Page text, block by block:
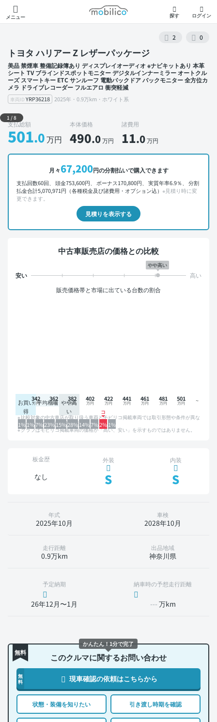
メニュー
モビリコ
探す ログイン
2 0
トヨタ ハリアー Z レザーパッケージ
美品 禁煙車 整備記録簿あり ディスプレイオーディオ ※ナビキットあり 本革
シート TV ブラインドスポットモニター デジタルインナーミラー オートクル
ーズ スマートキー ETC サンルーフ 電動バックドア バックモニター 全方位カ
メラ ドライブレコーダー フルエアロ 衝突軽減
車両ID YRP36218 2025年・0.9万km・ホワイト系
外装 左前
1 /8
支払総額
501.0万円
本体価格
490.0万円
諸費用
11.0万円
月々67,200円の分割払いで購入できます
支払回数60回、 頭金753,600円、 ボーナス170,800円、 実質年率6.9％、 分割
払金合計5,070,971円（各種税金及び諸費用・オプション込） ※見積り時に変
更できます。
見積りを表示する
中古車販売店の価格との比較
やや高い
販売価格帯と市場に出ている台数の割合
お買い
得
平均相場 やや高
い
1%1%7%23%15%28%14%7%2%1%
342 362 382 402 422 441 461 481 501
比較対象の中古車店が取り扱う車両とモビリコ掲載車両では取引形態や条件が異な
るため、グラフは参考情報です。
グラフはモビリコ掲載車両の価格が「高い、安い」を示すものではありません。
板金歴
なし
外装
S
内装
S
年式
2025年10月
車検
2028年10月
走行距離
0.9万km
出品地域
神奈川県
予定納期
26年12月〜1月
納車時の予想走行距離
--- 万km
無料 このクルマに関するお問い合わせ
無
料
現車確認の依頼はこちらから
状態・装備を知りたい 引き渡し時期を確認
かんたん！1分で完了